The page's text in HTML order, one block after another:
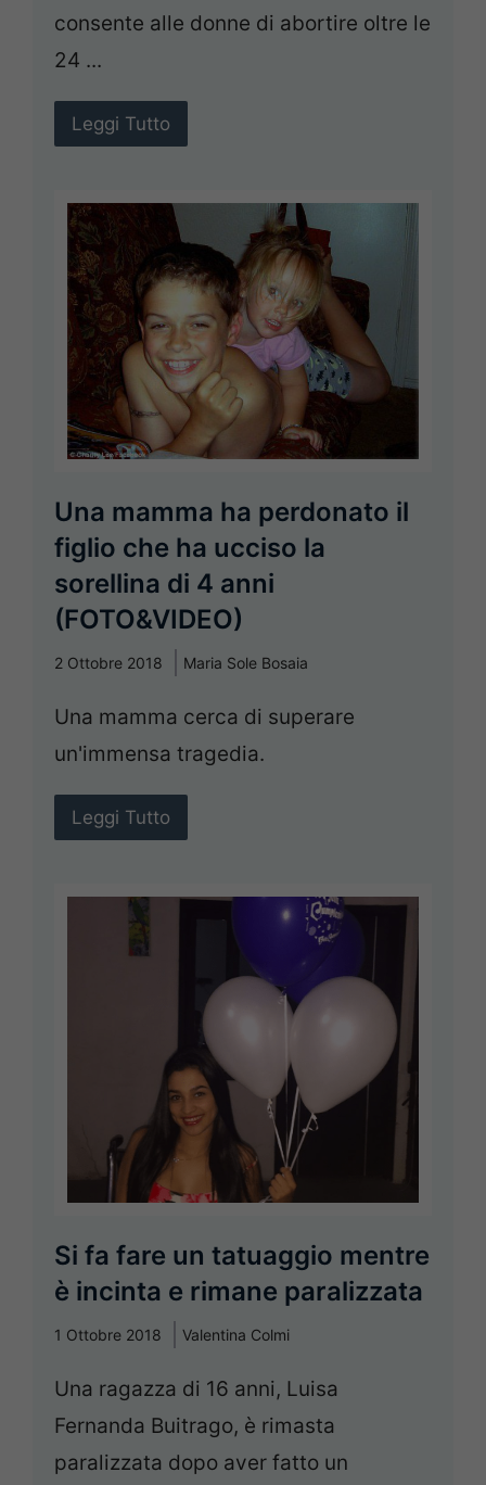
consente alle donne di abortire oltre le
24 ...
Leggi Tutto
Una mamma ha perdonato il
figlio che ha ucciso la
sorellina di 4 anni
(FOTO&VIDEO)
2 Ottobre 2018 Maria Sole Bosaia
Una mamma cerca di superare
un'immensa tragedia.
Leggi Tutto
Si fa fare un tatuaggio mentre
è incinta e rimane paralizzata
1 Ottobre 2018 Valentina Colmi
Una ragazza di 16 anni, Luisa
Fernanda Buitrago, è rimasta
paralizzata dopo aver fatto un